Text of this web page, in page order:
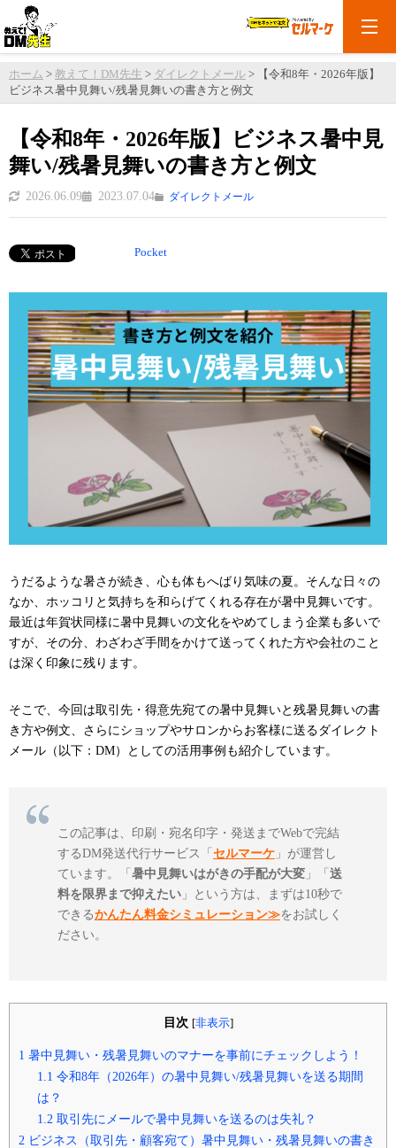
ホーム > 教えて！DM先生 > ダイレクトメール >
【令和8年・2026年版】
ビジネス暑中見舞い/残暑見舞いの書き方と例文
【令和8年・2026年版】ビジネス暑中見
舞い/残暑見舞いの書き方と例文
2026.06.09 2023.07.04 ダイレクトメール
Pocket
うだるような暑さが続き、心も体もへばり気味の夏。そんな日々の
なか、ホッコリと気持ちを和らげてくれる存在が暑中見舞いです。
最近は年賀状同様に暑中見舞いの文化をやめてしまう企業も多いで
すが、その分、わざわざ手間をかけて送ってくれた方や会社のこと
は深く印象に残ります。
そこで、今回は取引先・得意先宛ての暑中見舞いと残暑見舞いの書
き方や例文、さらにショップやサロンからお客様に送るダイレクト
メール（以下：DM）としての活用事例も紹介しています。
この記事は、印刷・宛名印字・発送までWebで完結
するDM発送代行サービス「 セルマーケ 」が運営し
ています。「 暑中見舞いはがきの手配が大変 」「 送
料を限界まで抑えたい 」という方は、まずは10秒で
できるかんたん料金シミュレーション≫をお試しく
ださい。
目次 [非表示]
1 暑中見舞い・残暑見舞いのマナーを事前にチェックしよう！
1.1 令和8年（2026年）の暑中見舞い/残暑見舞いを送る期間
は？
1.2 取引先にメールで暑中見舞いを送るのは失礼？
2 ビジネス（取引先・顧客宛て）暑中見舞い・残暑見舞いの書き